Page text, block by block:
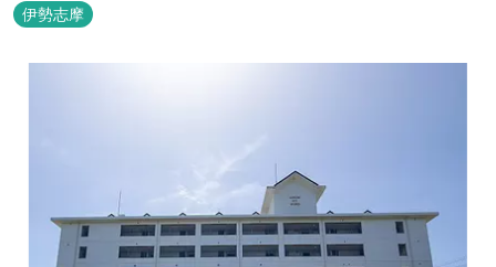
伊勢志摩